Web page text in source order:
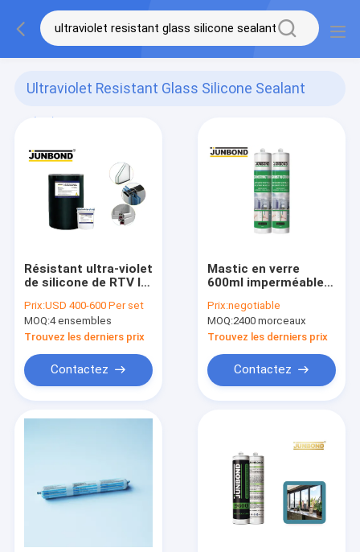
Ultraviolet Resistant Glass Silicone Sealant
Résistant ultra-violet
de silicone de RTV IG
verre du mastic deux
Prix:USD 400-600 Per set
MOQ:4 ensembles
Trouvez les derniers prix
Contactez
Mastic en verre
600ml imperméable
neutre
Prix:negotiable
MOQ:2400 morceaux
Trouvez les derniers prix
Contactez